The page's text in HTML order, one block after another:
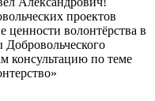
проектов
волонтёрства в
консультацию по теме